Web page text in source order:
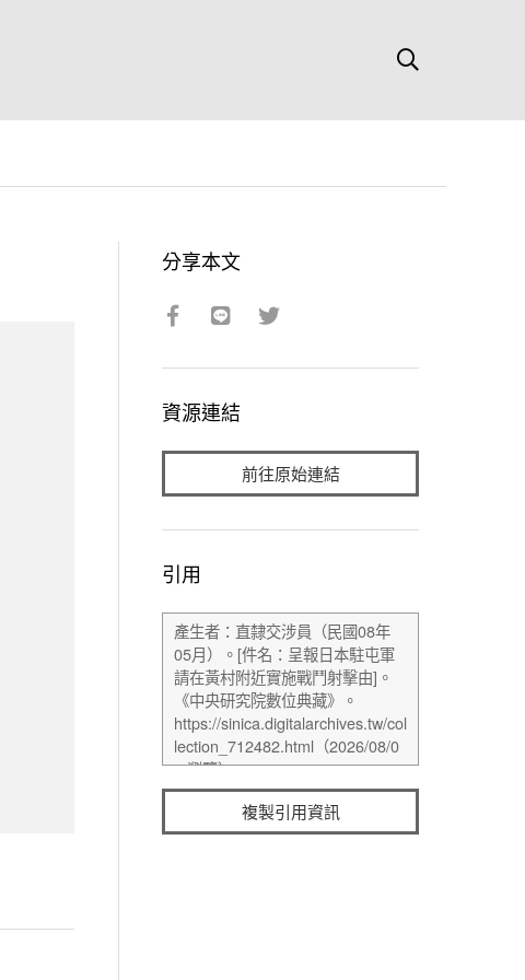
分享本文
資源連結
前往原始連結
引用
複製引用資訊